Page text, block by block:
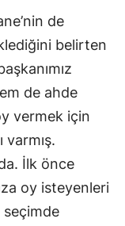
de
belirten
de ahde
vermek için
varmış.
İlk önce
oy isteyenleri
seçimde